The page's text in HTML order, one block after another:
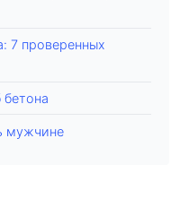
7 проверенных
мужчине